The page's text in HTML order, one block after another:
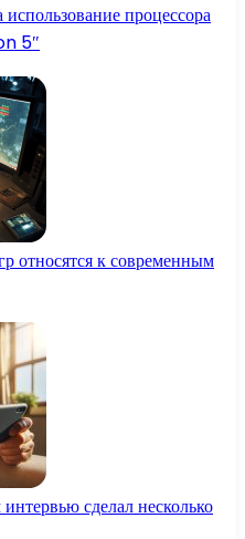
процессора
5″
относятся к современным
сделал несколько